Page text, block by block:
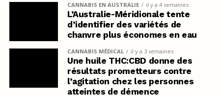
CANNABIS EN AUSTRALIE il y a 4 semaines
L’Australie-Méridionale tente
d’identifier des variétés de
chanvre plus économes en eau
CANNABIS MÉDICAL il y a 3 semaines
Une huile THC:CBD donne des
résultats prometteurs contre
l’agitation chez les personnes
atteintes de démence